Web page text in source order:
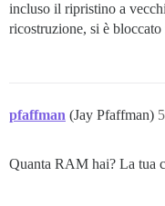
incluso il ripristino a
ricostruzione, si è
pfaffman (Jay Pfaffman) 5
Quanta RAM hai? La tua